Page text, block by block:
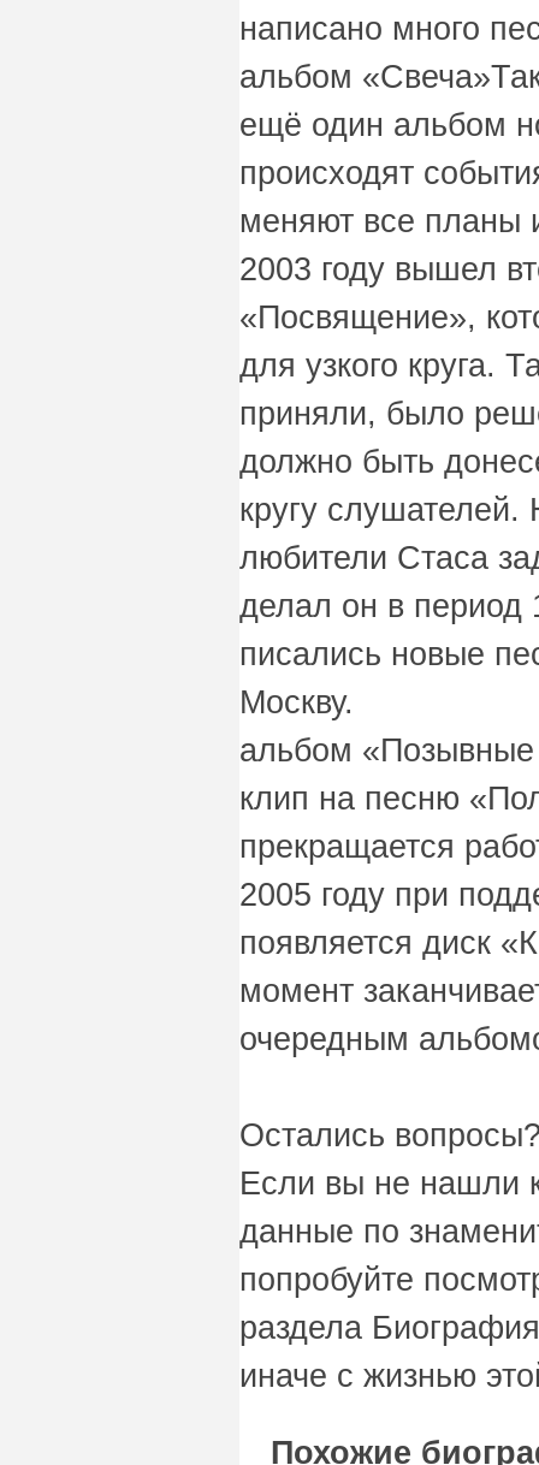
написано много
альбом
ещё один альбом
происходят
меняют все планы
2003 году вышел
«Посвящение»,
для узкого круга.
приняли, было
должно быть
кругу
любители Стаса
делал он в период
писались новые
Москву. В
альбом
клип на песню
прекращается
2005 году при
появляется диск
момент
очередным
Остались
Если вы не нашли
данные по
попробуйте
раздела
иначе с жизнью
Похожие